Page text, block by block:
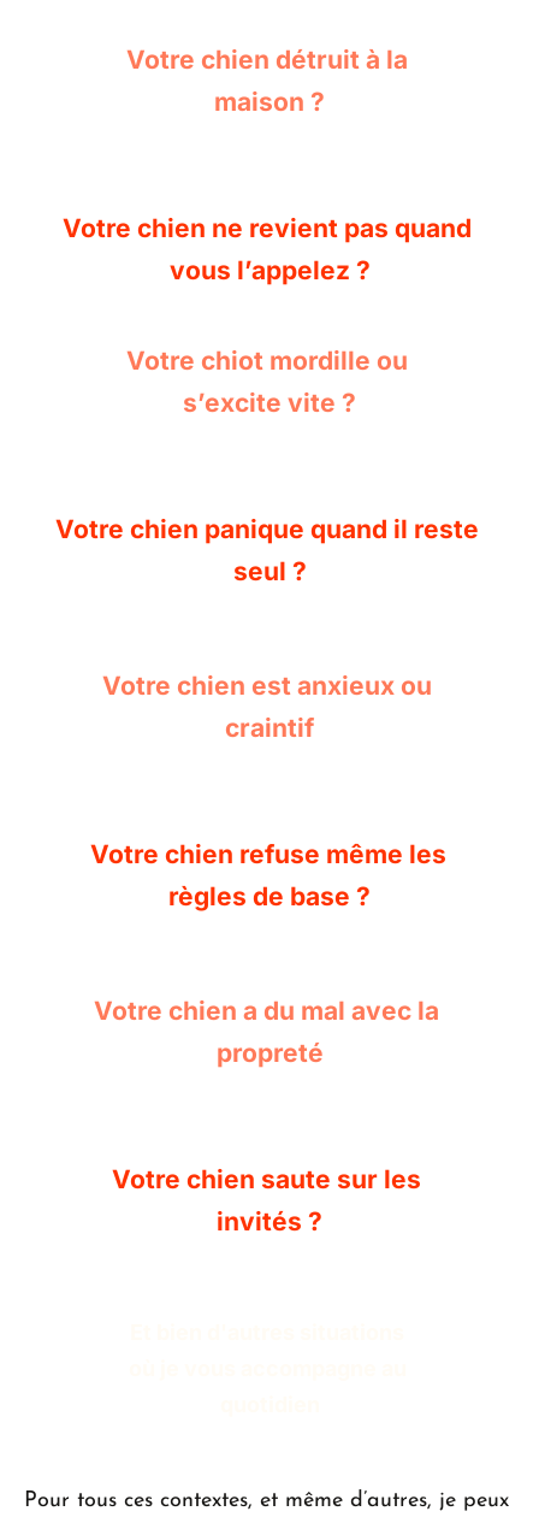
Votre chien détruit à la
maison ?
Votre chien ne revient pas quand
vous l’appelez ?
Votre chiot mordille ou
s’excite vite ?
Votre chien panique quand il reste
seul ?
Votre chien est anxieux ou
craintif
Votre chien refuse même les
règles de base ?
Votre chien a du mal avec la
propreté
Votre chien saute sur les
invités ?
Pour tous ces contextes, et même d’autres, je peux